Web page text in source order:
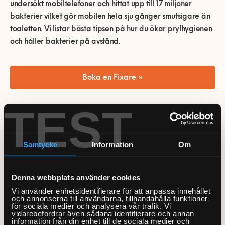
TEST
Samtycke Information Om
Denna webbplats använder cookies
Vi använder enhetsidentifierare för att anpassa innehållet
och annonserna till användarna, tillhandahålla funktioner
för sociala medier och analysera vår trafik. Vi
vidarebefordrar även sådana identifierare och annan
information från din enhet till de sociala medier och
Utomhusinstallationer
Var finns vi?
Fakta om RUT- och ROT-avdraget
Våra Fixare
0770-220 720
undersökt mobiltelefoner och hittat upp till 17 miljoner
bakterier vilket gör mobilen hela sju gånger smutsigare än
toaletten. Vi listar bästa tipsen på hur du ökar prylhygienen
och håller bakterier på avstånd.
Boka en Fixare »
Såhär rengör du mobiltelefonen
Handen på hjärtat, hur ofta plockar du upp din
mobiltelefon? Ganska ofta, eller hur. Tvätta händerna i alla
tillbaka bakterierna igen. Så förutom att hosta i armvecket,
inte peta dig i ansiktet och hålla god handhygien bör du
alltså rengöra din mobiltelefon regelbundet. Hur ofta finns
det olika uppgifter om, vissa forskare menar att man ska